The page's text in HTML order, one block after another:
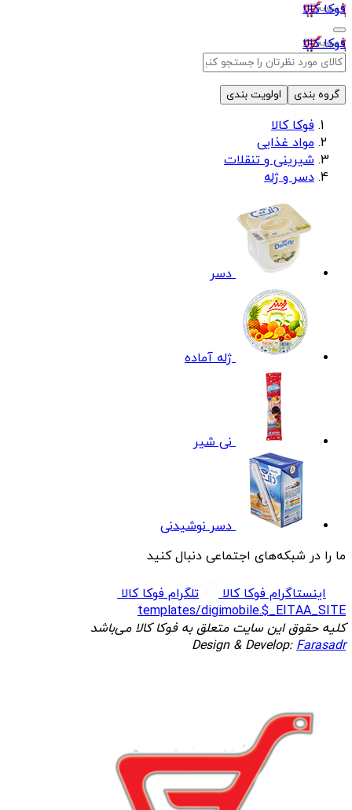
فوکا کالا
فوکا کالا
گروه بندی اولویت بندی
فوکا کالا
مواد غذایی
شیرینی و تنقلات
دسر و ژله
دسر
ژله آماده
نی شیر
دسر نوشیدنی
ما را در شبکه‌های اجتماعی دنبال کنید
اینستاگرام فوکا کالا
تلگرام فوکا کالا
templates/digimobile.$_EITAA_SITE
کلیه حقوق این سایت متعلق به فوکا کالا می‌باشد
Design & Develop:Farasadr